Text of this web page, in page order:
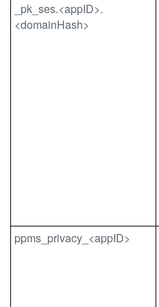
_pk_ses.<appID>.
<domainHash>
ppms_privacy_<appID>